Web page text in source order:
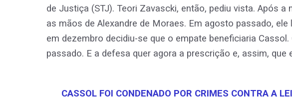
de Justiça (STJ). Teori Zavascki, então, pediu vista. Após
as mãos de Alexandre de Moraes. Em agosto passado,
em dezembro decidiu-se que o empate beneficiaria
passado. E a defesa quer agora a prescrição e, assim, que
CASSOL FOI CONDENADO POR CRIMES CONTRA A